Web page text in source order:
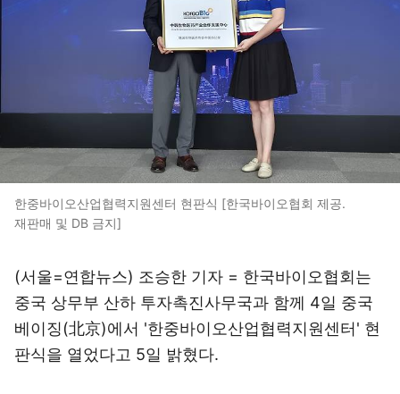
한중바이오산업협력지원센터 현판식 [한국바이오협회 제공.
재판매 및 DB 금지]
(서울=연합뉴스) 조승한 기자 = 한국바이오협회는
중국 상무부 산하 투자촉진사무국과 함께 4일 중국
베이징(北京)에서 '한중바이오산업협력지원센터' 현
판식을 열었다고 5일 밝혔다.